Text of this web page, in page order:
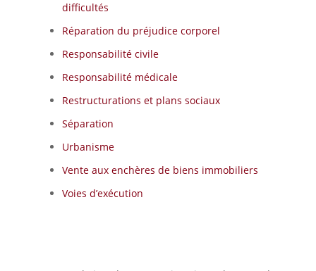
difficultés
Réparation du préjudice corporel
Responsabilité civile
Responsabilité médicale
Restructurations et plans sociaux
Séparation
Urbanisme
Vente aux enchères de biens immobiliers
Voies d’exécution